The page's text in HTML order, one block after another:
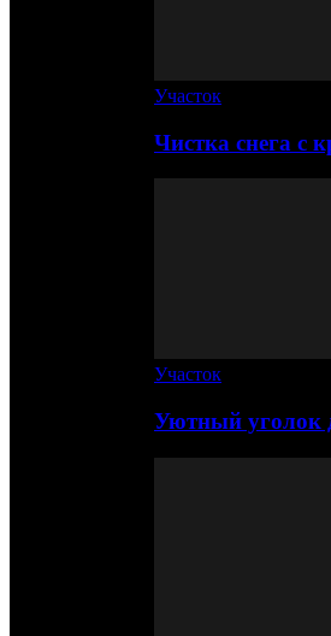
Участок
Чистка снега с
Участок
Уютный уголок